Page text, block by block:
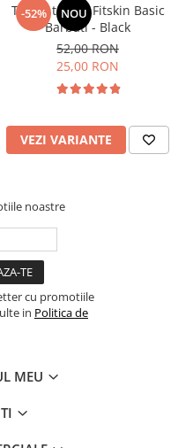
-52% NOU
Tricou tehnic Fitskin Basic
Barbati - Black
52,00 RON
25,00 RON
VEZI VARIANTE
noastre
cu promotiile
in Politica de
MEU